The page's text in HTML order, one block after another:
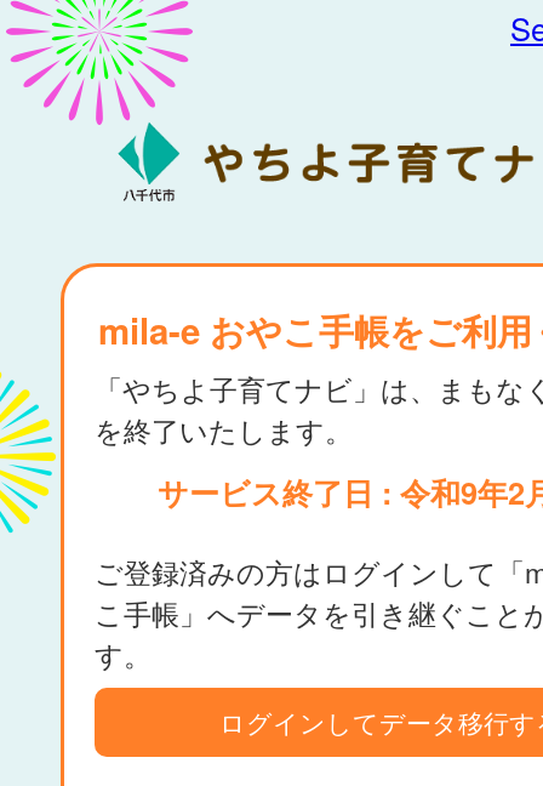
mila-e おやこ手帳をご利
「やちよ子育てナビ」は、まもな
を終了いたします。
サービス終了日 : 令和9年2
ご登録済みの方はログインして「
こ手帳」へデータを引き継ぐこと
す。
ログインしてデータ移行す